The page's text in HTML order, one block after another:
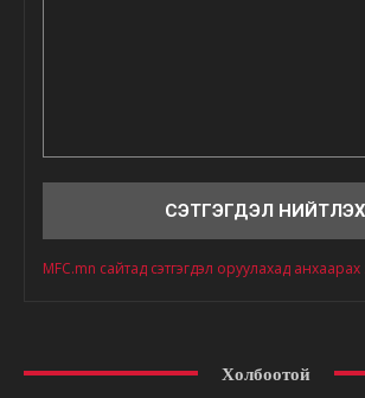
MFC.mn сайтад сэтгэгдэл оруулахад анхаарах
Холбоотой